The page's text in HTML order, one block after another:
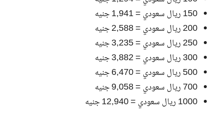
150 ريال سعودي = 1,941 جنيه
200 ريال سعودي = 2,588 جنيه
250 ريال سعودي = 3,235 جنيه
300 ريال سعودي = 3,882 جنيه
500 ريال سعودي = 6,470 جنيه
700 ريال سعودي = 9,058 جنيه
1000 ريال سعودي = 12,940 جنيه